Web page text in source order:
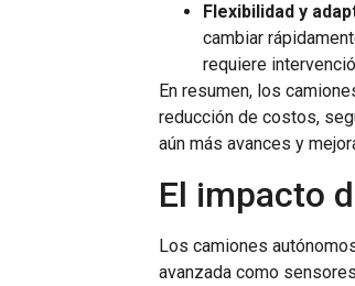
Flexibilidad y
cambiar
requiere
En resumen, los
reducción de costos,
aún más avances y
El impacto
Los camiones
avanzada como